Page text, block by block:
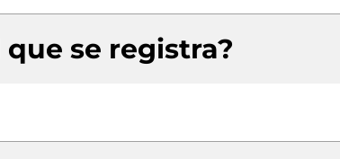
se registra?